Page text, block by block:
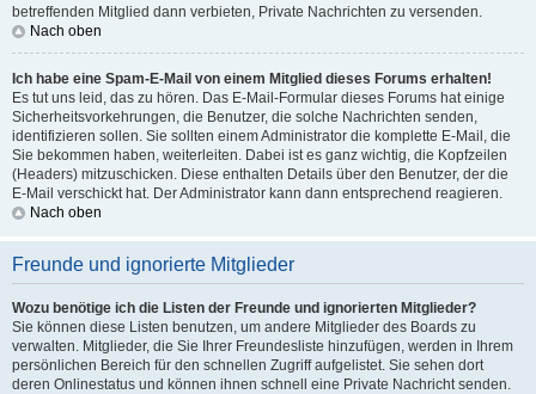
betreffenden Mitglied dann verbieten, Private Nachrichten zu versenden.
Nach oben
Ich habe eine Spam-E-Mail von einem Mitglied dieses Forums erhalten!
Es tut uns leid, das zu hören. Das E-Mail-Formular dieses Forums hat einige
Sicherheitsvorkehrungen, die Benutzer, die solche Nachrichten senden,
identifizieren sollen. Sie sollten einem Administrator die komplette E-Mail, die
Sie bekommen haben, weiterleiten. Dabei ist es ganz wichtig, die Kopfzeilen
(Headers) mitzuschicken. Diese enthalten Details über den Benutzer, der die
E-Mail verschickt hat. Der Administrator kann dann entsprechend reagieren.
Nach oben
Freunde und ignorierte Mitglieder
Wozu benötige ich die Listen der Freunde und ignorierten Mitglieder?
Sie können diese Listen benutzen, um andere Mitglieder des Boards zu
verwalten. Mitglieder, die Sie Ihrer Freundesliste hinzufügen, werden in Ihrem
persönlichen Bereich für den schnellen Zugriff aufgelistet. Sie sehen dort
deren Onlinestatus und können ihnen schnell eine Private Nachricht senden.